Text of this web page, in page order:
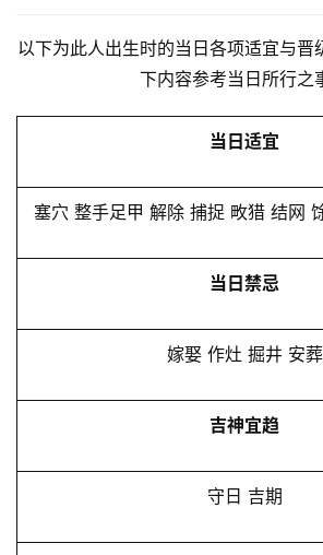
以下为此人出生时的当日各项适宜与晋
下内容参考当日所行之
当日适宜
塞穴 整手足甲 解除 捕捉 畋猎 结网
当日禁忌
嫁娶 作灶 掘井 安葬
吉神宜趋
守日 吉期